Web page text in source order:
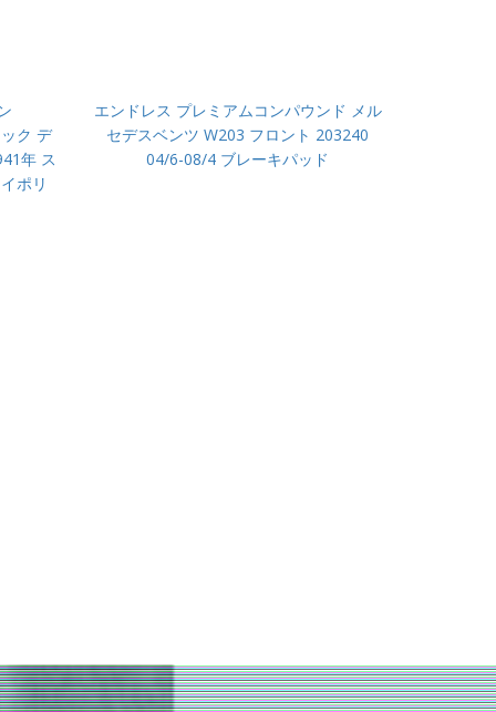
ク デ
年 ス
ポリ
エンドレス プレミアムコンパウンド メル
セデスベンツ W203 フロント 203240
04/6-08/4 ブレーキパッド